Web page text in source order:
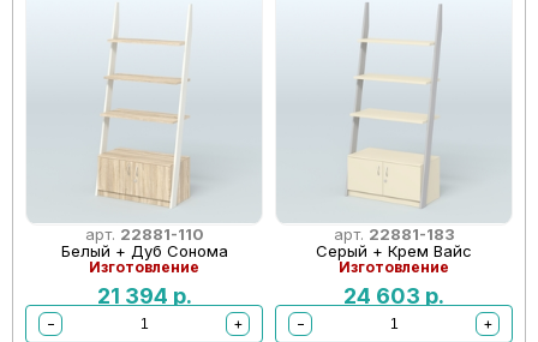
арт. 22881-110
Белый + Дуб Сонома
Изготовление
21 394 р.
−
+
арт. 22881-183
Серый + Крем Вайс
Изготовление
24 603 р.
−
+